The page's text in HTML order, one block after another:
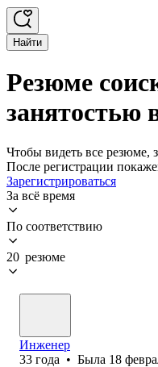
Найти
Резюме
Чтобы видеть все резюме,
После регистрации
Зарегистрироваться
За всё время
По соответствию
20 резюме
Инженер
33 года • Была 18